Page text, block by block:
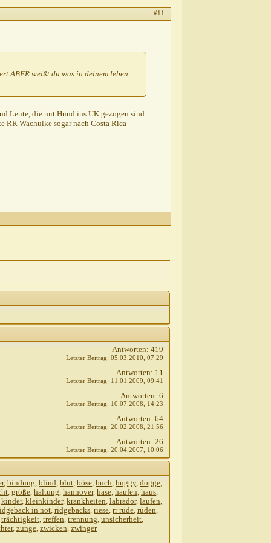
#11
ABER weißt du was in deinem leben
Leute, die mit Hund ins UK gezogen sind.
RR Wachulke sogar nach Costa Rica
Antworten: 419
Letzter Beitrag: 05.03.2010, 07:29
Antworten: 11
Letzter Beitrag: 11.01.2009, 09:41
Antworten: 6
Letzter Beitrag: 10.07.2008, 14:23
Antworten: 64
Letzter Beitrag: 20.02.2008, 21:56
Antworten: 26
Letzter Beitrag: 20.04.2007, 10:06
, bindung, blind, blut, böse, buch, buggy, dogge,
, größe, haltung, hannover, hase, haufen, haus,
kinder, kleinkinder, krankheiten, labrador, laufen,
in not, ridgebacks, riese, rr rüde, rüden,
trächtigkeit, treffen, trennung, unsicherheit,
, zunge, zwicken, zwinger